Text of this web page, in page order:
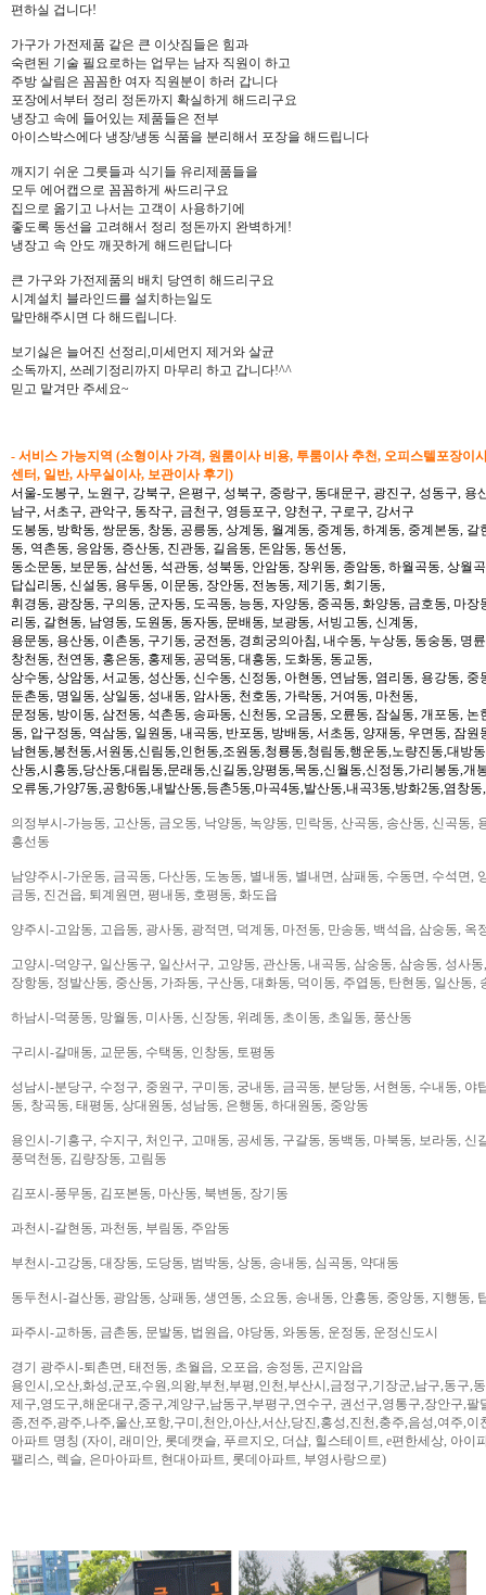
편하실 겁니다!
가구가 가전제품 같은 큰 이삿짐들은 힘과
숙련된 기술 필요로하는 업무는 남자 직원이 하고
주방 살림은 꼼꼼한 여자 직원분이 하러 갑니다
포장에서부터 정리 정돈까지 확실하게 해드리구요
냉장고 속에 들어있는 제품들은 전부
아이스박스에다 냉장/냉동 식품을 분리해서 포장을 해드립니다
깨지기 쉬운 그릇들과 식기들 유리제품들을
모두 에어캡으로 꼼꼼하게 싸드리구요
집으로 옮기고 나서는 고객이 사용하기에
좋도록 동선을 고려해서 정리 정돈까지 완벽하게!
냉장고 속 안도 깨끗하게 해드린답니다
큰 가구와 가전제품의 배치 당연히 해드리구요
시계설치 블라인드를 설치하는일도
말만해주시면 다 해드립니다.
보기싫은 늘어진 선정리,미세먼지 제거와 살균
소독까지, 쓰레기정리까지 마무리 하고 갑니다!^^
믿고 맡겨만 주세요~
- 서비스 가능지역 (소형이사 가격, 원룸이사 비용, 투룸이사 추천, 오피스텔포장이
센터, 일반, 사무실이사, 보관이사 후기)
서울-도봉구, 노원구, 강북구, 은평구, 성북구, 중랑구, 동대문구, 광진구, 성동구,
남구, 서초구, 관악구, 동작구, 금천구, 영등포구, 양천구, 구로구, 강서구
도봉동, 방학동, 쌍문동, 창동, 공릉동, 상계동, 월계동, 중계동, 하계동, 중계본동,
동, 역촌동, 응암동, 증산동, 진관동, 길음동, 돈암동, 동선동,
동소문동, 보문동, 삼선동, 석관동, 성북동, 안암동, 장위동, 종암동, 하월곡동, 상월
답십리동, 신설동, 용두동, 이문동, 장안동, 전농동, 제기동, 회기동,
휘경동, 광장동, 구의동, 군자동, 도곡동, 능동, 자양동, 중곡동, 화양동, 금호동, 마
리동, 갈현동, 남영동, 도원동, 동자동, 문배동, 보광동, 서빙고동, 신계동,
용문동, 용산동, 이촌동, 구기동, 궁전동, 경희궁의아침, 내수동, 누상동, 동숭동, 명
창천동, 천연동, 홍은동, 홍제동, 공덕동, 대흥동, 도화동, 동교동,
상수동, 상암동, 서교동, 성산동, 신수동, 신정동, 아현동, 연남동, 염리동, 용강동,
둔촌동, 명일동, 상일동, 성내동, 암사동, 천호동, 가락동, 거여동, 마천동,
문정동, 방이동, 삼전동, 석촌동, 송파동, 신천동, 오금동, 오륜동, 잠실동, 개포동,
동, 압구정동, 역삼동, 일원동, 내곡동, 반포동, 방배동, 서초동, 양재동, 우면동, 잠원
남현동,봉천동,서원동,신림동,인헌동,조원동,청룡동,청림동,행운동,노량진동,대방
산동,시흥동,당산동,대림동,문래동,신길동,양평동,목동,신월동,신정동,가리봉동,개
오류동,가양7동,공항6동,내발산동,등촌5동,마곡4동,발산동,내곡3동,방화2동,염창동
의정부시-가능동, 고산동, 금오동, 낙양동, 녹양동, 민락동, 산곡동, 송산동, 신곡동,
흥선동
남양주시-가운동, 금곡동, 다산동, 도농동, 별내동, 별내면, 삼패동, 수동면, 수석면,
금동, 진건읍, 퇴계원면, 평내동, 호평동, 화도읍
양주시-고암동, 고읍동, 광사동, 광적면, 덕계동, 마전동, 만송동, 백석읍, 삼숭동, 옥
고양시-덕양구, 일산동구, 일산서구, 고양동, 관산동, 내곡동, 삼숭동, 삼송동, 성사
장항동, 정발산동, 중산동, 가좌동, 구산동, 대화동, 덕이동, 주엽동, 탄현동, 일산동,
하남시-덕풍동, 망월동, 미사동, 신장동, 위례동, 초이동, 초일동, 풍산동
구리시-갈매동, 교문동, 수택동, 인창동, 토평동
성남시-분당구, 수정구, 중원구, 구미동, 궁내동, 금곡동, 분당동, 서현동, 수내동,
동, 창곡동, 태평동, 상대원동, 성남동, 은행동, 하대원동, 중앙동
용인시-기흥구, 수지구, 처인구, 고매동, 공세동, 구갈동, 동백동, 마북동, 보라동,
풍덕천동, 김량장동, 고림동
김포시-풍무동, 김포본동, 마산동, 북변동, 장기동
과천시-갈현동, 과천동, 부림동, 주암동
부천시-고강동, 대장동, 도당동, 범박동, 상동, 송내동, 심곡동, 약대동
동두천시-걸산동, 광암동, 상패동, 생연동, 소요동, 송내동, 안흥동, 중앙동, 지행동,
파주시-교하동, 금촌동, 문발동, 법원읍, 야당동, 와동동, 운정동, 운정신도시
경기 광주시-퇴촌면, 태전동, 초월읍, 오포읍, 송정동, 곤지암읍
용인시,오산,화성,군포,수원,의왕,부천,부평,인천,부산시,금정구,기장군,남구,동구,
제구,영도구,해운대구,중구,계양구,남동구,부평구,연수구, 권선구,영통구,장안구,
종,전주,광주,나주,울산,포항,구미,천안,아산,서산,당진,홍성,진천,충주,음성,여주,이
아파트 명칭 (자이, 래미안, 롯데캣슬, 푸르지오, 더샵, 힐스테이트, e편한세상, 아이
팰리스, 렉슬, 은마아파트, 현대아파트, 롯데아파트, 부영사랑으로)